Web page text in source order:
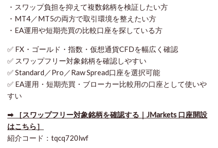
・スワップ負担を抑えて複数銘柄を検証したい方
・MT4／MT5の両方で取引環境を整えたい方
・EA運用や短期売買の比較口座を探している方
✅ FX・ゴールド・指数・仮想通貨CFDを幅広く確認
✅ スワップフリー対象銘柄を確認しやすい
✅ Standard／Pro／Raw Spread口座を選択可能
✅ EA運用・短期売買・ブローカー比較用の口座として使いや
すい
➡ ［スワップフリー対象銘柄を確認する｜JMarkets 口座開設
はこちら］
紹介コード：tqcq720lwf